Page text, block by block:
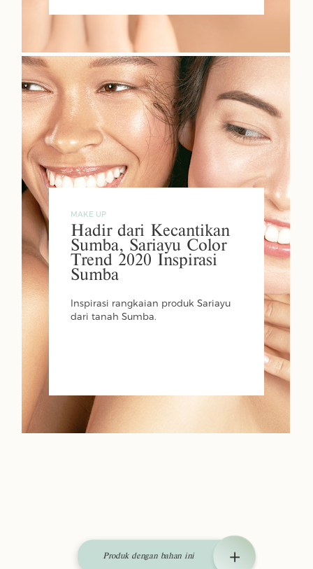
MAKE UP
Hadir dari Kecantikan
Sumba, Sariayu Color
Trend 2020 Inspirasi
Sumba
Inspirasi rangkaian produk Sariayu
dari tanah Sumba.
Produk dengan bahan ini